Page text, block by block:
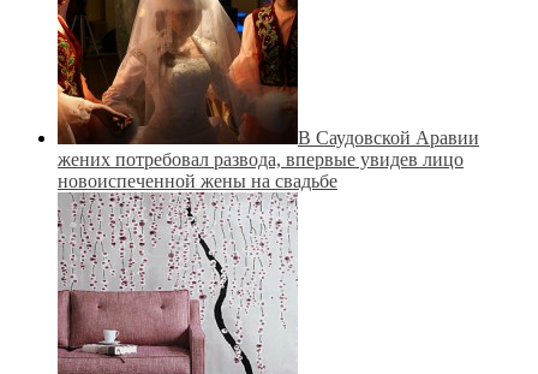
В Саудовской Аравии
жених потребовал развода, впервые увидев лицо
новоиспеченной жены на свадьбе